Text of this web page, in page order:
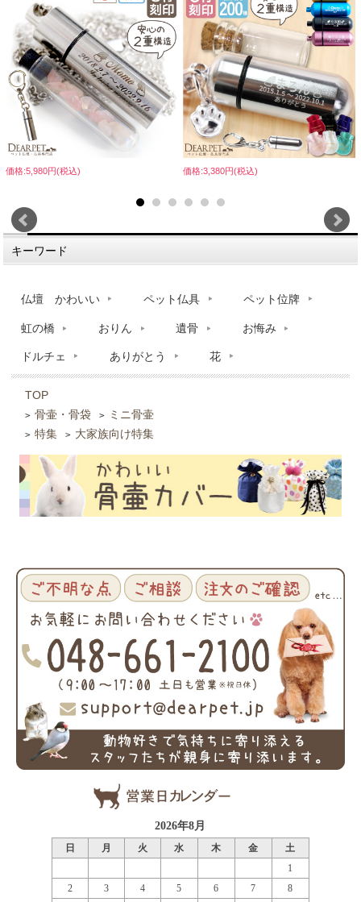
価格:5,980円(税込) 価格:3,380円(税込)
キーワード
仏壇 かわいい ペット仏具 ペット位牌
虹の橋 おりん 遺骨 お悔み
ドルチェ ありがとう 花
TOP
> 骨壷・骨袋 > ミニ骨壷
> 特集 > 大家族向け特集